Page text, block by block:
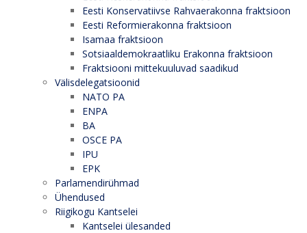
Eesti Konservatiivse Rahvaerakonna fraktsioon
Eesti Reformierakonna fraktsioon
Isamaa fraktsioon
Sotsiaaldemokraatliku Erakonna fraktsioon
Fraktsiooni mittekuuluvad saadikud
Välisdelegatsioonid
NATO PA
ENPA
BA
OSCE PA
IPU
EPK
Parlamendirühmad
Ühendused
Riigikogu Kantselei
Kantselei ülesanded